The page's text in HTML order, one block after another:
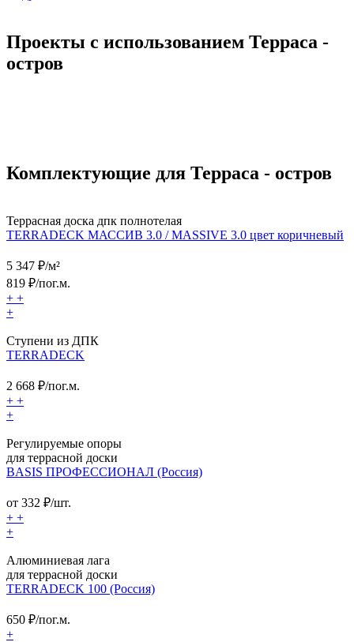
Проекты с использованием Терраса -
остров
Комплектующие для Терраса - остров
Террасная доска дпк полнотелая
TERRADECK МАССИВ 3.0 / MASSIVE 3.0 цвет коричневый
5 347 ₽/м²
819 ₽/пог.м.
+ +
+
Ступени из ДПК
TERRADECK
2 668 ₽/пог.м.
+ +
+
Регулируемые опоры
для террасной доски
BASIS ПРОФЕССИОНАЛ (Россия)
от 332 ₽/шт.
+ +
+
Алюминиевая лага
для террасной доски
TERRADECK 100 (Россия)
650 ₽/пог.м.
+